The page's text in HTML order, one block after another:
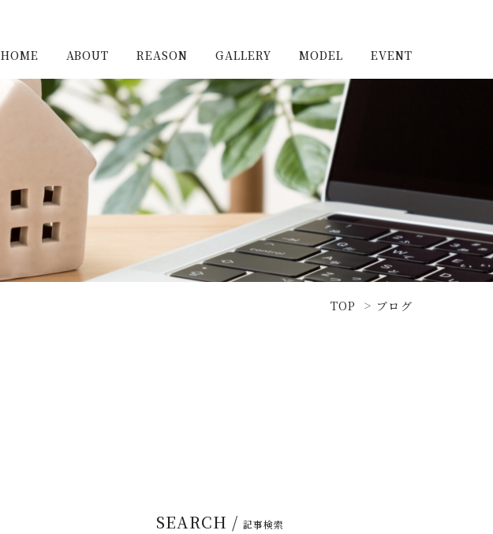
HOME ABOUT REASON GALLERY
施工実例（新築）
施工実例（リノベーショ
ン）
MODEL
浦和住宅公園
浦和住宅展示場Miraizu
大宮北ハウジングステージ
EVENT
TOP ブログ
SEARCH / 記事検索